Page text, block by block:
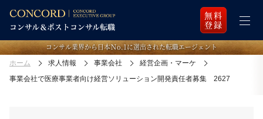
無料
登録
コンサル業界から日本Ｎo.1に選出された転職エージェント
ホーム 求人情報 事業会社
経営企画・マーケ
事業会社で医療事業者向け経営ソリューション開発責任者募集 2627